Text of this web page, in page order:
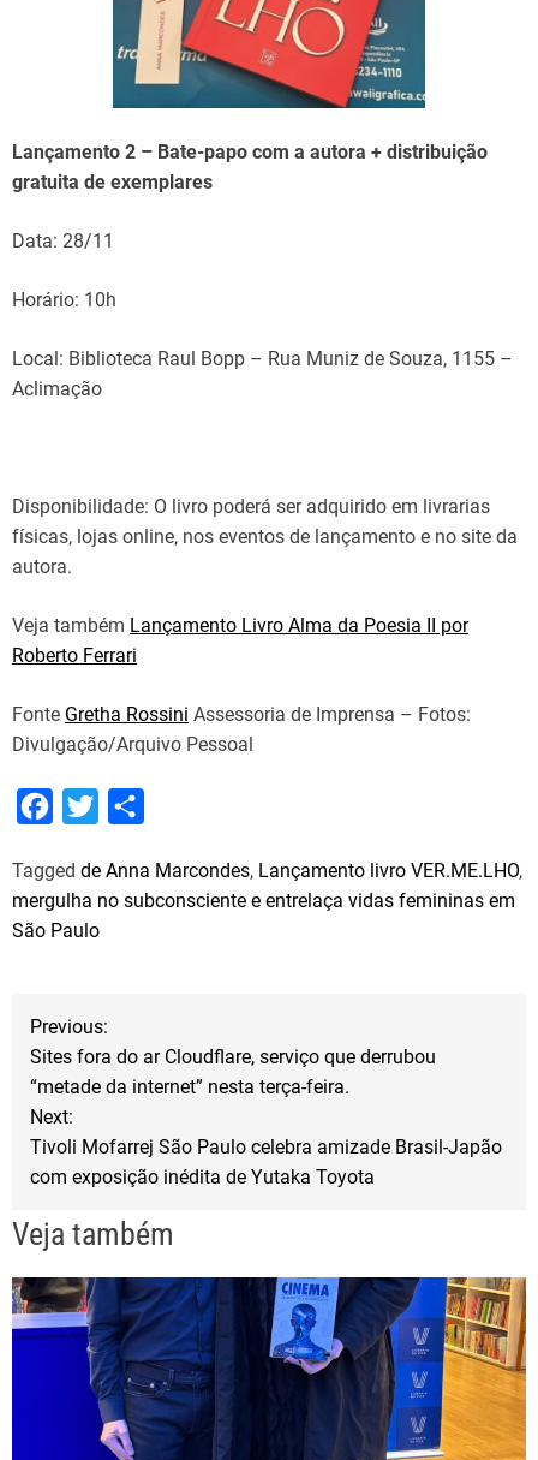
Lançamento 2 – Bate-papo com a autora + distribuição
gratuita de exemplares
Data: 28/11
Horário: 10h
Local: Biblioteca Raul Bopp – Rua Muniz de Souza, 1155 –
Aclimação
Disponibilidade: O livro poderá ser adquirido em livrarias
físicas, lojas online, nos eventos de lançamento e no site da
autora.
Veja também Lançamento Livro Alma da Poesia II por
Roberto Ferrari
Fonte Gretha Rossini Assessoria de Imprensa – Fotos:
Divulgação/Arquivo Pessoal
c
e
o
k
i
t
r
a
r
Tagged de Anna Marcondes, Lançamento livro VER.ME.LHO,
mergulha no subconsciente e entrelaça vidas femininas em
São Paulo
N
g
a
Previous:
Sites fora do ar Cloudflare, serviço que derrubou
“metade da internet” nesta terça-feira.
Next:
Tivoli Mofarrej São Paulo celebra amizade Brasil-Japão
com exposição inédita de Yutaka Toyota
Veja também